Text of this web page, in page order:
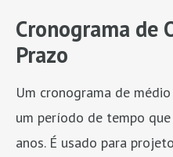
Cronograma de
Prazo
Um cronograma de
um período de tempo
anos. É usado para